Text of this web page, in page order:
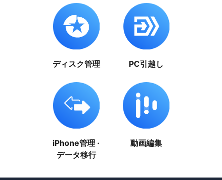
ディスク管理 PC引越し
iPhone管理 ·
データ移行
動画編集